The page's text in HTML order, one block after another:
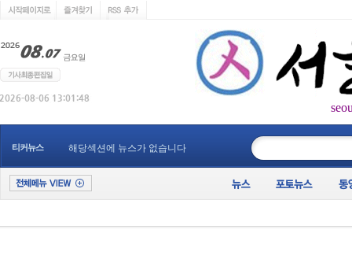
티커뉴스 해당섹션에 뉴스가 없습니다